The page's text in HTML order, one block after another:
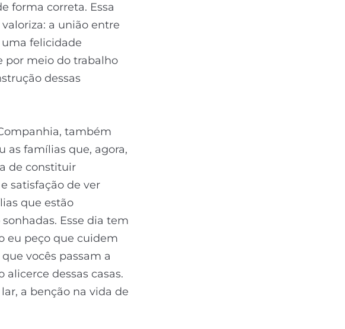
forma correta. Essa
a união entre
felicidade
por meio do trabalho
dessas
também
as famílias que, agora,
de constituir
satisfação de ver
que estão
Esse dia tem
eu peço que cuidem
vocês passam a
dessas casas.
a benção na vida de